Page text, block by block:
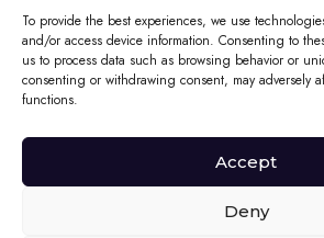
To provide the best experiences, we use
and/or access device information. Consenting to
us to process data such as browsing behavior or
consenting or withdrawing consent, may adversely
functions.
Accept
Deny
Mantenimiento
Migración
Legales
Política De
Políticas De Cookies
Terminos Y